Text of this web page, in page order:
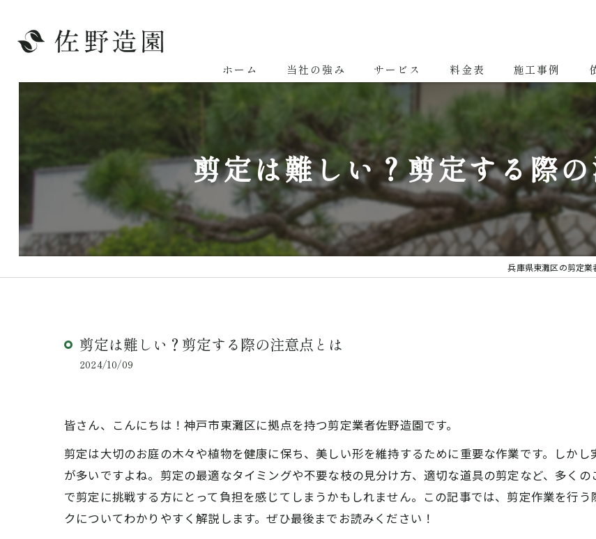
ホーム 当社の強み サービス
除草・草刈り
伐採
庭園管理
料金表 施工事例
剪定は難しい？剪定する際
兵庫県東灘区の剪定業
剪定は難しい？剪定する際の注意点とは
2024/10/09
皆さん、こんにちは！神戸市東灘区に拠点を持つ剪定業者佐野造園です。
剪定は大切のお庭の木々や植物を健康に保ち、美しい形を維持するために重要な作業です。しか
が多いですよね。剪定の最適なタイミングや不要な枝の見分け方、適切な道具の剪定など、多く
で剪定に挑戦する方にとって負担を感じてしまうかもしれません。この記事では、剪定作業を行
クについてわかりやすく解説します。ぜひ最後までお読みください！